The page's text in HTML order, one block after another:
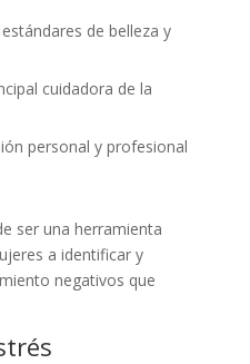
de belleza y
cuidadora de la
personal y profesional
ser una herramienta
a identificar y
negativos que